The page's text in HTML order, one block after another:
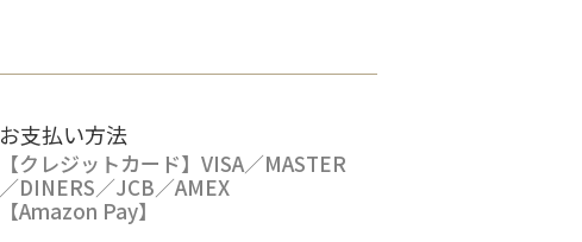
お支払い方法
【クレジットカード】VISA／MASTER
／DINERS／JCB／AMEX
【Amazon Pay】